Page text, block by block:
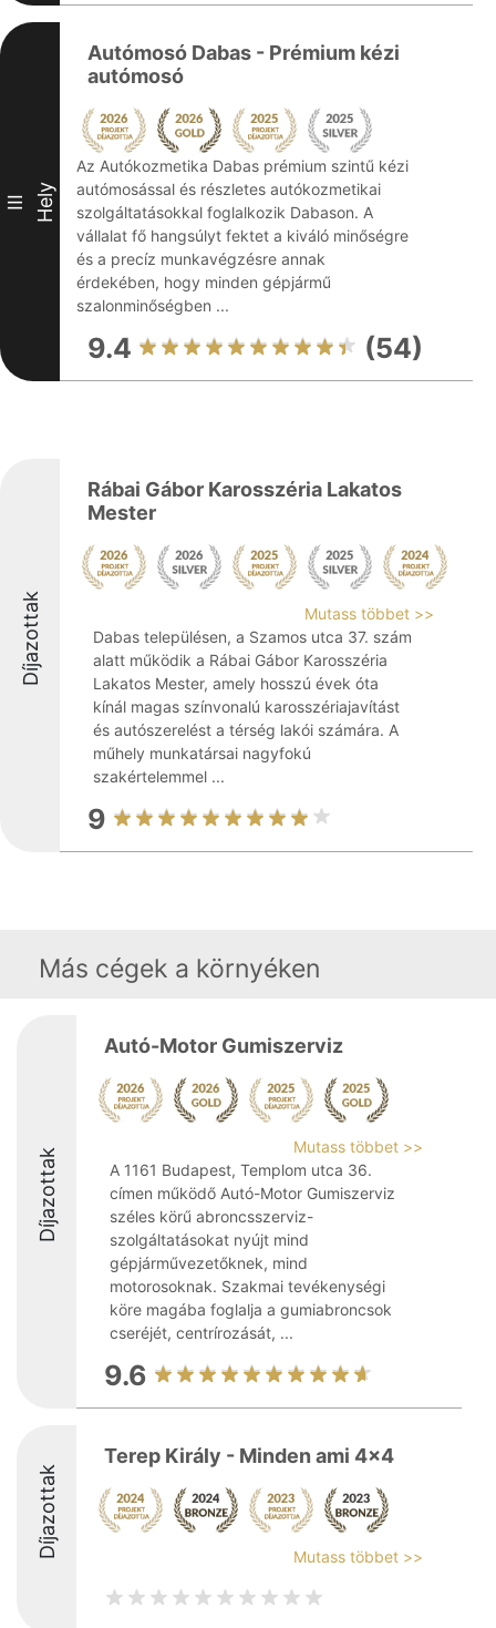
III Hely
Autómosó Dabas - Prémium kézi
autómosó
Az Autókozmetika Dabas prémium szintű kézi
autómosással és részletes autókozmetikai
szolgáltatásokkal foglalkozik Dabason. A
vállalat fő hangsúlyt fektet a kiváló minőségre
és a precíz munkavégzésre annak
érdekében, hogy minden gépjármű
szalonminőségben ...
9.4 (54)
Díjazottak
Rábai Gábor Karosszéria Lakatos
Mester
Mutass többet >>
Dabas településen, a Szamos utca 37. szám
alatt működik a Rábai Gábor Karosszéria
Lakatos Mester, amely hosszú évek óta
kínál magas színvonalú karosszériajavítást
és autószerelést a térség lakói számára. A
műhely munkatársai nagyfokú
szakértelemmel ...
9
Más cégek a környéken
Díjazottak
Autó-Motor Gumiszerviz
Mutass többet >>
A 1161 Budapest, Templom utca 36.
címen működő Autó-Motor Gumiszerviz
széles körű abroncsszerviz-
szolgáltatásokat nyújt mind
gépjárművezetőknek, mind
motorosoknak. Szakmai tevékenységi
köre magába foglalja a gumiabroncsok
cseréjét, centrírozását, ...
9.6
Díjazottak
Terep Király - Minden ami 4x4
Mutass többet >>